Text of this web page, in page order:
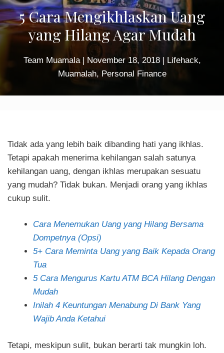
5 Cara Mengikhlaskan Uang
yang Hilang Agar Mudah
Team Muamala| November 18, 2018| Lifehack,
Muamalah, Personal Finance
Tidak ada yang lebih baik dibanding hati yang ikhlas.
Tetapi apakah menerima kehilangan salah satunya
kehilangan uang, dengan ikhlas merupakan sesuatu
yang mudah? Tidak bukan. Menjadi orang yang ikhlas
cukup sulit.
Cara Menemukan Uang yang Hilang Bersama
Dompetnya (Opsi)
5+ Cara Meminta Uang yang Baik Kepada Orang
Tua
5 Cara Mengurus Kartu ATM BCA Hilang Dengan
Mudah
Inilah 4 Keuntungan Menabung Di Bank Yang
Wajib Anda Ketahui
Tetapi, meskipun sulit, bukan berarti tak mungkin loh.